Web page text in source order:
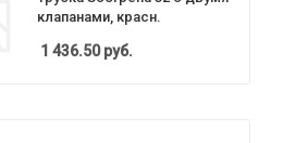
клапанами, красн.
1 436.50руб.